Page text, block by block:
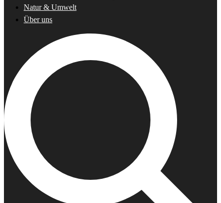
Natur & Umwelt
Über uns